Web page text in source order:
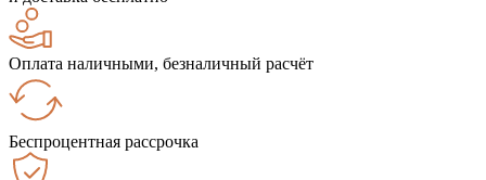
Оплата наличными, безналичный расчёт
Беспроцентная рассрочка